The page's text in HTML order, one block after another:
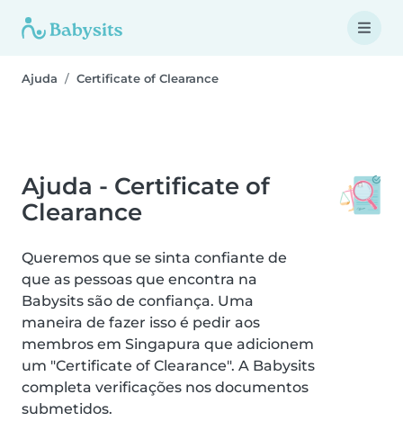
Ajuda Certificate of Clearance
Ajuda - Certificate of
Clearance
Queremos que se sinta confiante de
que as pessoas que encontra na
Babysits são de confiança. Uma
maneira de fazer isso é pedir aos
membros em Singapura que adicionem
um "Certificate of Clearance". A Babysits
completa verificações nos documentos
submetidos.